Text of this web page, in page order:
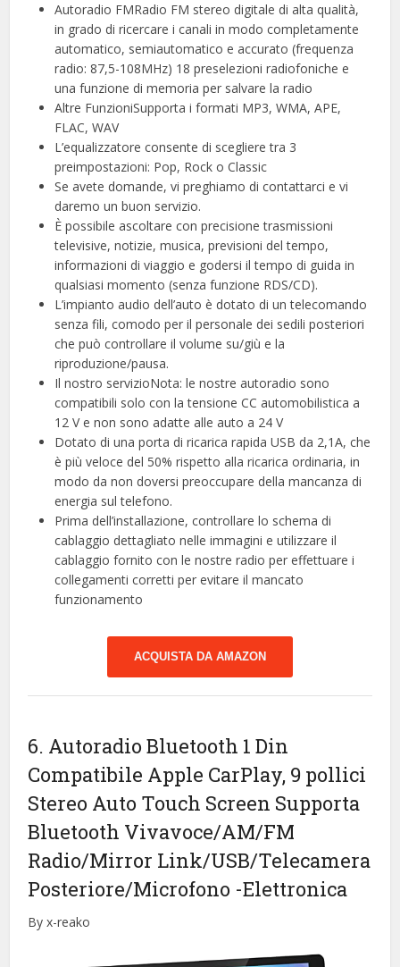
Autoradio FMRadio FM stereo digitale di alta qualità,
in grado di ricercare i canali in modo completamente
automatico, semiautomatico e accurato (frequenza
radio: 87,5-108MHz) 18 preselezioni radiofoniche e
una funzione di memoria per salvare la radio
Altre FunzioniSupporta i formati MP3, WMA, APE,
FLAC, WAV
L’equalizzatore consente di scegliere tra 3
preimpostazioni: Pop, Rock o Classic
Se avete domande, vi preghiamo di contattarci e vi
daremo un buon servizio.
È possibile ascoltare con precisione trasmissioni
televisive, notizie, musica, previsioni del tempo,
informazioni di viaggio e godersi il tempo di guida in
qualsiasi momento (senza funzione RDS/CD).
L’impianto audio dell’auto è dotato di un telecomando
senza fili, comodo per il personale dei sedili posteriori
che può controllare il volume su/giù e la
riproduzione/pausa.
Il nostro servizioNota: le nostre autoradio sono
compatibili solo con la tensione CC automobilistica a
12 V e non sono adatte alle auto a 24 V
Dotato di una porta di ricarica rapida USB da 2,1A, che
è più veloce del 50% rispetto alla ricarica ordinaria, in
modo da non doversi preoccupare della mancanza di
energia sul telefono.
Prima dell’installazione, controllare lo schema di
cablaggio dettagliato nelle immagini e utilizzare il
cablaggio fornito con le nostre radio per effettuare i
collegamenti corretti per evitare il mancato
funzionamento
ACQUISTA DA AMAZON
6. Autoradio Bluetooth 1 Din
Compatibile Apple CarPlay, 9 pollici
Stereo Auto Touch Screen Supporta
Bluetooth Vivavoce/AM/FM
Radio/Mirror Link/USB/Telecamera
Posteriore/Microfono -Elettronica
By x-reako